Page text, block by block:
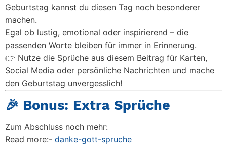
Geburtstag kannst du diesen Tag noch besonderer
machen.
Egal ob lustig, emotional oder inspirierend – die
passenden Worte bleiben für immer in Erinnerung.
👉 Nutze die Sprüche aus diesem Beitrag für Karten,
Social Media oder persönliche Nachrichten und mache
den Geburtstag unvergesslich!
🎉 Bonus: Extra Sprüche
Zum Abschluss noch mehr:
Read more:- danke-gott-spruche